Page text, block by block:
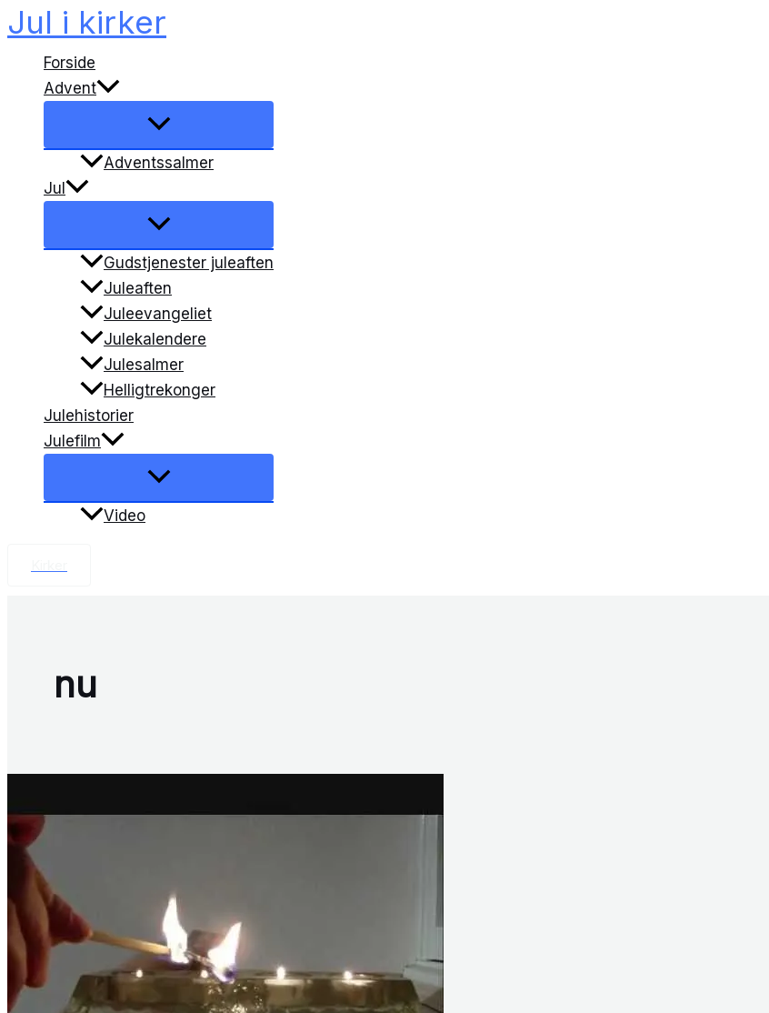
Gå
indholdet
Jul i kirker
Forside
Advent
Adventssalmer
Jul
Gudstjenester juleaften
Juleaften
Juleevangeliet
Julekalendere
Julesalmer
Helligtrekonger
Julehistorier
Julefilm
Video
nu